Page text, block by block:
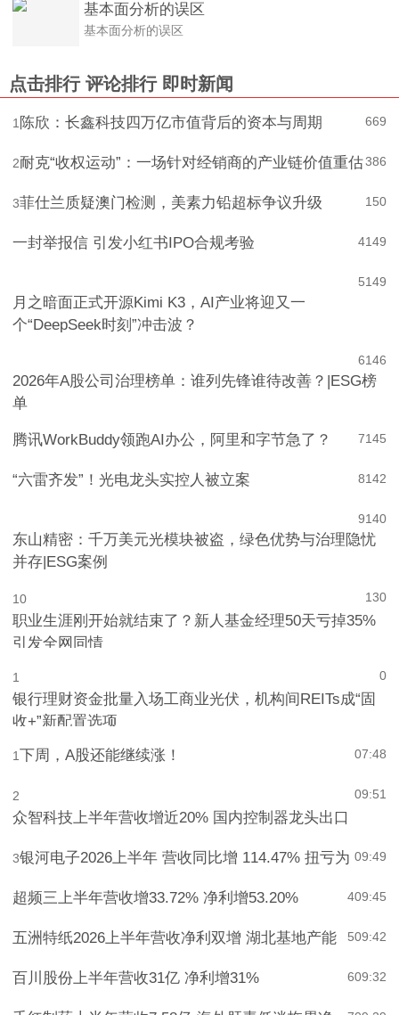
基本面分析的误区
基本面分析的误区
点击排行 评论排行 即时新闻
669
1 陈欣：长鑫科技四万亿市值背后的资本与周期
386
2耐克“收权运动”：一场针对经销商的产业链价值重估
150
3菲仕兰质疑澳门检测，美素力铅超标争议升级
149
4
一封举报信 引发小红书IPO合规考验
149
5
月之暗面正式开源Kimi K3，AI产业将迎又一
个“DeepSeek时刻”冲击波？
146
6
2026年A股公司治理榜单：谁列先锋谁待改善？|ESG榜
单
145
7
腾讯WorkBuddy领跑AI办公，阿里和字节急了？
142
8
“六雷齐发”！光电龙头实控人被立案
140
9
东山精密：千万美元光模块被盗，绿色优势与治理隐忧
并存|ESG案例
130
10
职业生涯刚开始就结束了？新人基金经理50天亏掉35%
引发全网同情
0
1
银行理财资金批量入场工商业光伏，机构间REITs成“固
收+”新配置选项
07:48
1下周，A股还能继续涨！
09:51
2
众智科技上半年营收增近20% 国内控制器龙头出口
09:49
3银河电子2026上半年 营收同比增 114.47% 扭亏为
09:45
4
超频三上半年营收增33.72% 净利增53.20%
09:42
5
五洲特纸2026上半年营收净利双增 湖北基地产能
09:32
6
百川股份上半年营收31亿 净利增31%